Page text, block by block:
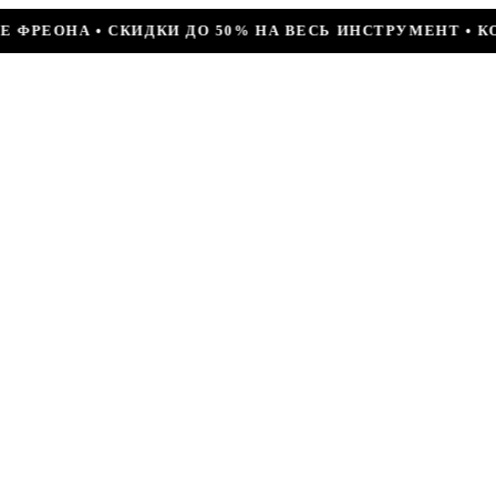
НА ВЕСЬ ИНСТРУМЕНТ • КОМПРЕССОР JIAXIPERA